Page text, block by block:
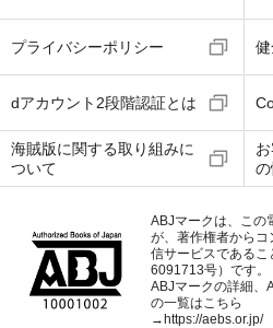
プライバシーポリシー
dアカウント2段階認証とは
海賊版に関する取り組みに
ついて
ABJマークは、この
が、著作権者から
信サービスである
6091713号）です。
ABJマークの詳細、
の一覧はこちら
→https://aebs.or.jp/